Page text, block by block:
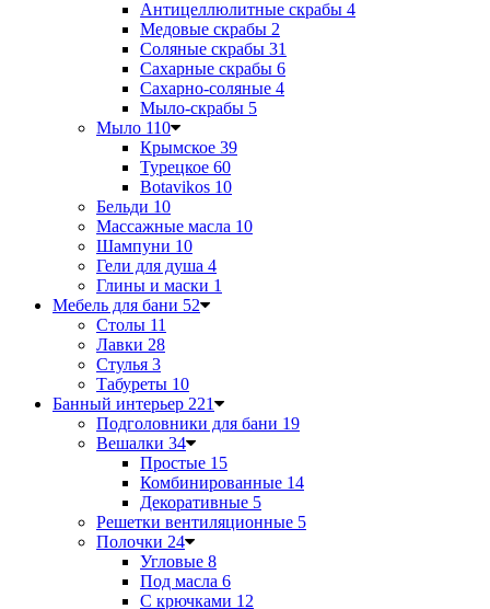
Антицеллюлитные скрабы 4
Медовые скрабы 2
Соляные скрабы 31
Сахарные скрабы 6
Сахарно-соляные 4
Мыло-скрабы 5
Мыло 110
Крымское 39
Турецкое 60
Botavikos 10
Бельди 10
Массажные масла 10
Шампуни 10
Гели для душа 4
Глины и маски 1
Мебель для бани 52
Столы 11
Лавки 28
Стулья 3
Табуреты 10
Банный интерьер 221
Подголовники для бани 19
Вешалки 34
Простые 15
Комбинированные 14
Декоративные 5
Решетки вентиляционные 5
Полочки 24
Угловые 8
Под масла 6
С крючками 12